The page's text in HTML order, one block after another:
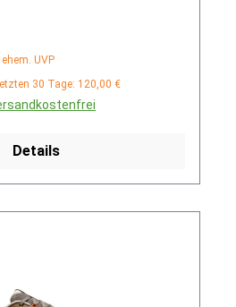
ehem. UVP
30 Tage: 120,00 €
Details